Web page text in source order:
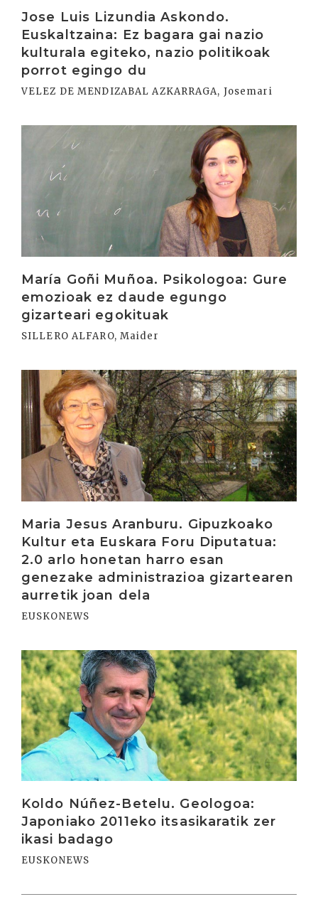
Jose Luis Lizundia Askondo.
Euskaltzaina: Ez bagara gai nazio
kulturala egiteko, nazio politikoak
porrot egingo du
VELEZ DE MENDIZABAL AZKARRAGA, Josemari
María Goñi Muñoa. Psikologoa: Gure
emozioak ez daude egungo
gizarteari egokituak
SILLERO ALFARO, Maider
Irakurri
Maria Jesus Aranburu. Gipuzkoako
Kultur eta Euskara Foru Diputatua:
2.0 arlo honetan harro esan
genezake administrazioa gizartearen
aurretik joan dela
EUSKONEWS
Irakurri
Koldo Núñez-Betelu. Geologoa:
Japoniako 2011eko itsasikaratik zer
ikasi badago
EUSKONEWS
Irakurri